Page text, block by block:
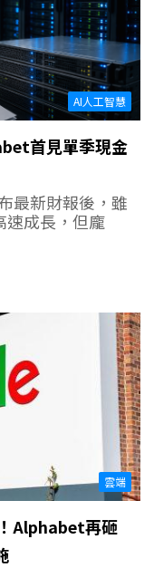
AI人工智慧
首見單季現金
最新財報後，雖
速成長，但龐
雲端
Alphabet再砸